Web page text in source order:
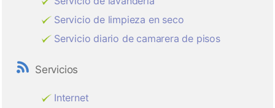
Servicio de limpieza en seco
Servicio diario de camarera de pisos
Servicios
Internet